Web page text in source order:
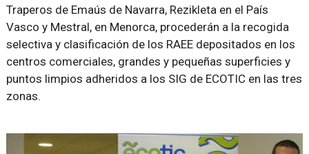
Traperos de Emaús de Navarra, Rezikleta en el País
Vasco y Mestral, en Menorca, procederán a la recogida
selectiva y clasificación de los RAEE depositados en los
centros comerciales, grandes y pequeñas superficies y
puntos limpios adheridos a los SIG de ECOTIC en las tres
zonas.